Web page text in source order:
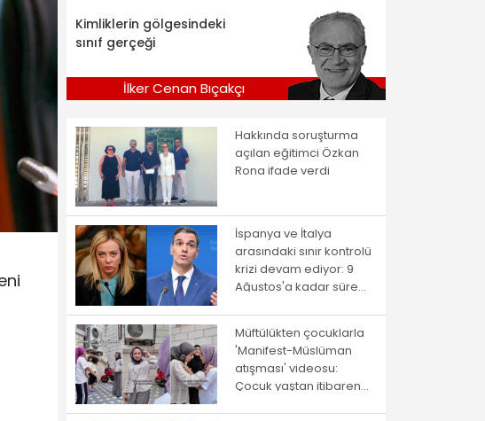
Kimliklerin gölgesindeki
sınıf gerçeği
İlker Cenan Bıçakçı
Hakkında soruşturma
açılan eğitimci Özkan
Rona ifade verdi
İspanya ve İtalya
arasındaki sınır kontrolü
krizi devam ediyor: 9
Ağustos'a kadar süre
Müftülükten çocuklarla
'Manifest-Müslüman
atışması' videosu:
Çocuk yaştan itibaren